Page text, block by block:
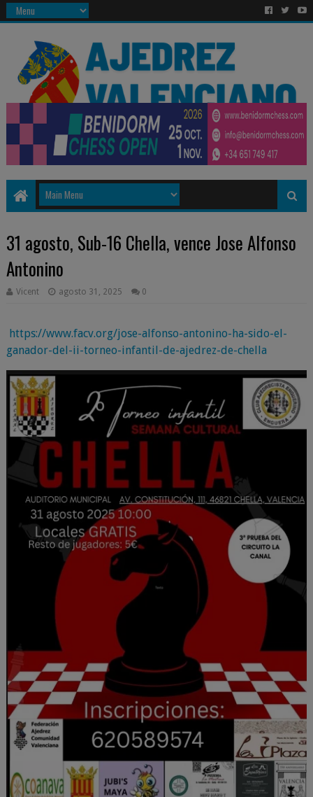
31 agosto, Sub-16 Chella, vence Jose Alfonso
Antonino
Vicent agosto 31, 2025 0
https://www.facv.org/jose-alfonso-antonino-ha-sido-el-
ganador-del-ii-torneo-infantil-de-ajedrez-de-chella